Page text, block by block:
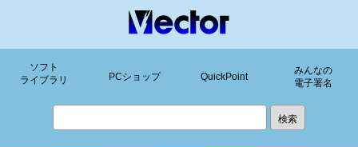
ソフト
ライブラリ
PCショップ QuickPoint
みんなの
電子署名